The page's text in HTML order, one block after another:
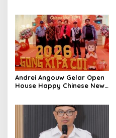
Langowan
Andrei Angouw Gelar Open
House Happy Chinese New